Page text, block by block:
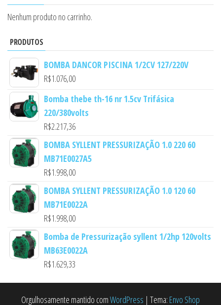
Nenhum produto no carrinho.
PRODUTOS
BOMBA DANCOR PISCINA 1/2CV 127/220V
R$1.076,00
Bomba thebe th-16 nr 1.5cv Trifásica
220/380volts
R$2.217,36
BOMBA SYLLENT PRESSURIZAÇÃO 1.0 220 60
MB71E0027A5
R$1.998,00
BOMBA SYLLENT PRESSURIZAÇÃO 1.0 120 60
MB71E0022A
R$1.998,00
Bomba de Pressurização syllent 1/2hp 120volts
MB63E0022A
R$1.629,33
Orgulhosamente mantido comWordPress | Tema: Envo Shop